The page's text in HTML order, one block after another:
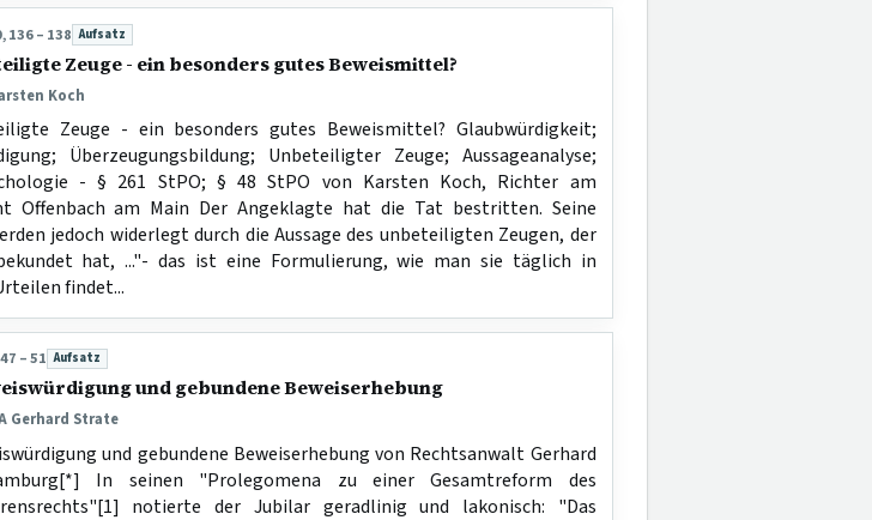
136 – 138 Beitragsart:
Aufsatz
Zeuge - ein besonders gutes Beweismittel?
Koch
Zeuge - ein besonders gutes Beweismittel? Glaubwürdigkeit;
Überzeugungsbildung; Unbeteiligter Zeuge; Aussageanalyse;
- § 261 StPO; § 48 StPO von Karsten Koch, Richter am
Offenbach am Main Der Angeklagte hat die Tat bestritten. Seine
jedoch widerlegt durch die Aussage des unbeteiligten Zeugen, der
hat, ..."- das ist eine Formulierung, wie man sie täglich in
findet...
– 51 Beitragsart:
Aufsatz
und gebundene Beweiserhebung
Gerhard Strate
und gebundene Beweiserhebung von Rechtsanwalt Gerhard
In seinen "Prolegomena zu einer Gesamtreform des
notierte der Jubilar geradlinig und lakonisch: "Das